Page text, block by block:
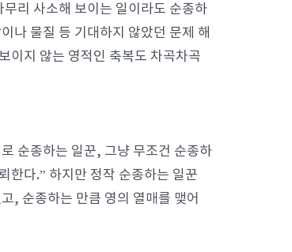
리 사소해 보이는 일이라도 순종하
나 물질 등 기대하지 않았던 문제 해
이지 않는 영적인 축복도 차곡차곡
순종하는 일꾼, 그냥 무조건 순종하
한다.” 하지만 정작 순종하는 일꾼
, 순종하는 만큼 영의 열매를 맺어